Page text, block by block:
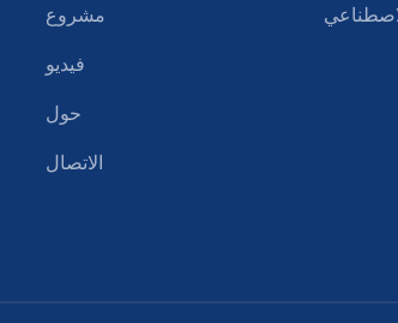
مشروع
فيديو
حول
الاتصال